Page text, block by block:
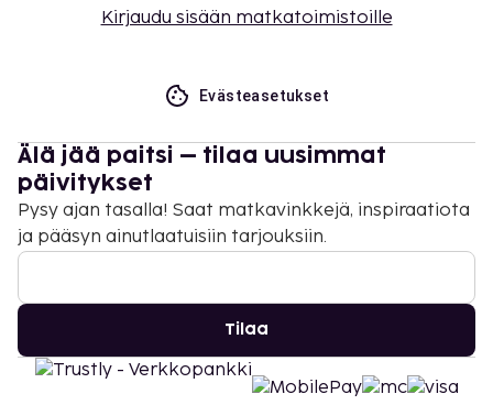
Kirjaudu sisään matkatoimistoille
Evästeasetukset
Älä jää paitsi – tilaa uusimmat
päivitykset
Pysy ajan tasalla! Saat matkavinkkejä, inspiraatiota
ja pääsyn ainutlaatuisiin tarjouksiin.
Tilaa